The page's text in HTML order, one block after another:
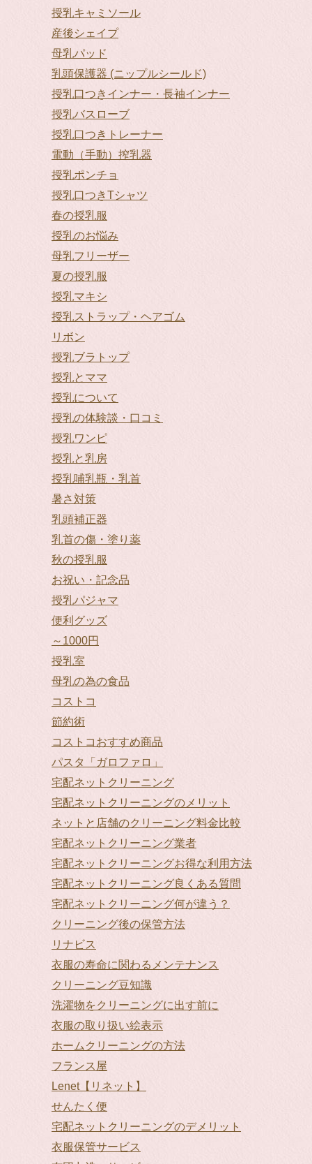
授乳キャミソール
産後シェイプ
母乳パッド
乳頭保護器 (ニップルシールド)
授乳口つきインナー・長袖インナー
授乳バスローブ
授乳口つきトレーナー
電動（手動）搾乳器
授乳ポンチョ
授乳口つきTシャツ
春の授乳服
授乳のお悩み
母乳フリーザー
夏の授乳服
授乳マキシ
授乳ストラップ・ヘアゴム
リボン
授乳ブラトップ
授乳とママ
授乳について
授乳の体験談・口コミ
授乳ワンピ
授乳と乳房
授乳哺乳瓶・乳首
暑さ対策
乳頭補正器
乳首の傷・塗り薬
秋の授乳服
お祝い・記念品
授乳パジャマ
便利グッズ
～1000円
授乳室
母乳の為の食品
コストコ
節約術
コストコおすすめ商品
パスタ「ガロファロ」
宅配ネットクリーニング
宅配ネットクリーニングのメリット
ネットと店舗のクリーニング料金比較
宅配ネットクリーニング業者
宅配ネットクリーニングお得な利用方法
宅配ネットクリーニング良くある質問
宅配ネットクリーニング何が違う？
クリーニング後の保管方法
リナビス
衣服の寿命に関わるメンテナンス
クリーニング豆知識
洗濯物をクリーニングに出す前に
衣服の取り扱い絵表示
ホームクリーニングの方法
フランス屋
Lenet【リネット】
せんたく便
宅配ネットクリーニングのデメリット
衣服保管サービス